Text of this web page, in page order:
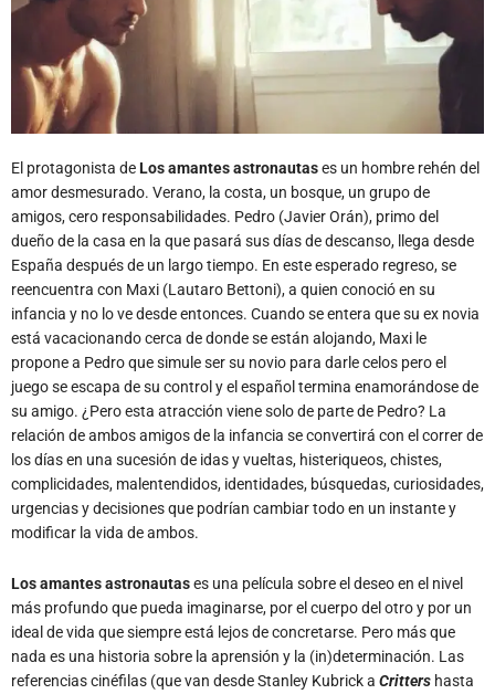
El protagonista deLos amantes astronautases un hombre rehén del
amor desmesurado. Verano, la costa, un bosque, un grupo de
amigos, cero responsabilidades. Pedro (Javier Orán), primo del
dueño de la casa en la que pasará sus días de descanso, llega desde
España después de un largo tiempo. En este esperado regreso, se
reencuentra con Maxi (Lautaro Bettoni), a quien conoció en su
infancia y no lo ve desde entonces. Cuando se entera que su ex novia
está vacacionando cerca de donde se están alojando, Maxi le
propone a Pedro que simule ser su novio para darle celos pero el
juego se escapa de su control y el español termina enamorándose de
su amigo. ¿Pero esta atracción viene solo de parte de Pedro? La
relación de ambos amigos de la infancia se convertirá con el correr de
los días en una sucesión de idas y vueltas, histeriqueos, chistes,
complicidades, malentendidos, identidades, búsquedas, curiosidades,
urgencias y decisiones que podrían cambiar todo en un instante y
modificar la vida de ambos.
Los amantes astronautases una película sobre el deseo en el nivel
más profundo que pueda imaginarse, por el cuerpo del otro y por un
ideal de vida que siempre está lejos de concretarse. Pero más que
nada es una historia sobre la aprensión y la (in)determinación. Las
referencias cinéfilas (que van desde Stanley Kubrick a Critters hasta